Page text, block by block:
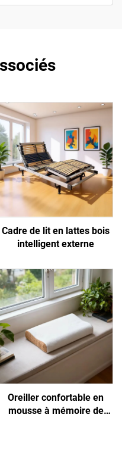
Cadre de lit en lattes bois
intelligent externe
Oreiller confortable en
mousse à mémoire de